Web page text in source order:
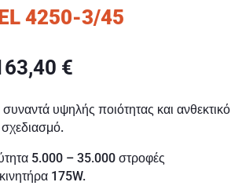
4250-3/45
€
υψηλής ποιότητας και ανθεκτικό
σχεδιασμό.
5.000 – 35.000 στροφές
175W.